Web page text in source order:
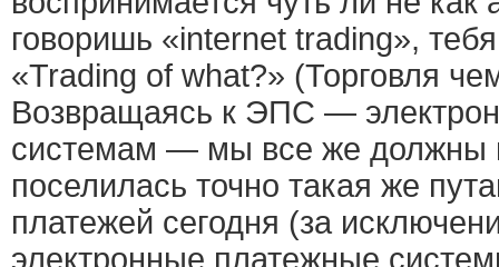
говоришь «internet trading»,
«Trading of what?» (Торговля
Возвращаясь к ЭПС —
системам — мы все же должны
поселилась точно такая же
платежей сегодня (за
электронные платежные